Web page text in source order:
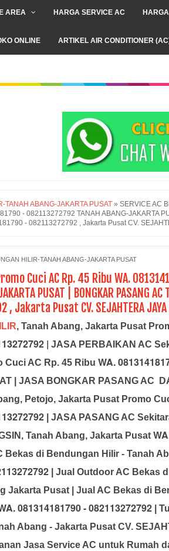
AREA HARGA SERVICE AC
ONLINE ARTIKEL AIR CONDITIONER
ABANG-JAKARTA PUSAT » SERVICE AC
- 082113272792 TANAH ABANG-JAKARTA
- 082113272792 , Jakarta Pusat CV.
HILIR-TANAH ABANG-JAKARTA PUSAT
Promo Cuci AC Rp. 45 Ribu WA.
PUSAT | BONGKAR PASANG AC
Jakarta Pusat CV. SEJAHTERA JAYA
, Tanah Abang, Jakarta Pusat
| JASA PERBAIKAN AC
Cuci AC Rp. 45 Ribu WA.
| JASA BONGKAR PASANG AC
Petojo, Jakarta Pusat Promo
| JASA PASANG AC
Tanah Abang, Jakarta Pusat
Bekas di Bendungan Hilir - Tanah
| Jual Outdoor AC Bekas
Jakarta Pusat | Jual AC Bekas di
081314181790 - 082113272792 |
Abang - Jakarta Pusat CV.
Jasa Service AC untuk Rumah